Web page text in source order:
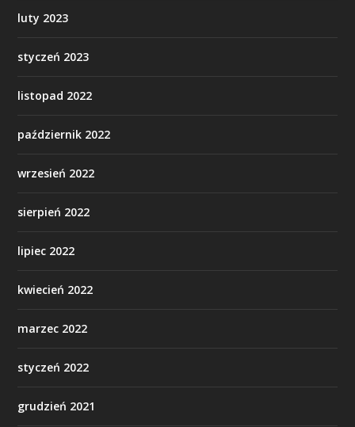
luty 2023
styczeń 2023
listopad 2022
październik 2022
wrzesień 2022
sierpień 2022
lipiec 2022
kwiecień 2022
marzec 2022
styczeń 2022
grudzień 2021